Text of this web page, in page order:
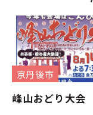
京丹後市
峰山おどり大会